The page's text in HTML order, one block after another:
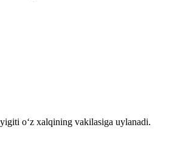
oʻz xalqining vakilasiga uylanadi.